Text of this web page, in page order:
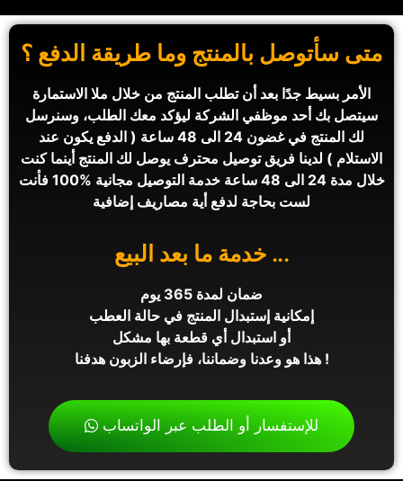
متى سأتوصل بالمنتج وما طريقة الدفع ؟​
الأمر بسيط جدًا بعد أن تطلب المنتج من خلال ملا الاستمارة
سيتصل بك أحد موظفي الشركة ليؤكد معك الطلب، وسنرسل
لك المنتج في غضون 24 الى 48 ساعة ( الدفع يكون عند
الاستلام ) لدينا فريق توصيل محترف يوصل لك المنتج أينما كنت
خلال مدة 24 الى 48 ساعة خدمة التوصيل مجانية %100 فأنت
لست بحاجة لدفع أية مصاريف إضافية
... خدمة ما بعد البيع
ضمان لمدة 365 يوم
إمكانية إستبدال المنتج في حالة العطب
أو استبدال أي قطعة بها مشكل
! هذا هو وعدنا وضماننا، فإرضاء الزبون هدفنا
للإستفسار أو الطلب عبر الواتساب